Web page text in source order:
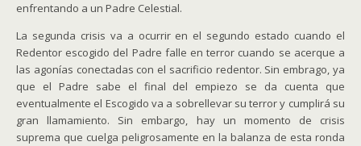
enfrentando a un Padre Celestial.
La segunda crisis va a ocurrir en el segundo estado cuando el
Redentor escogido del Padre falle en terror cuando se acerque a
las agonías conectadas con el sacrificio redentor. Sin embrago, ya
que el Padre sabe el final del empiezo se da cuenta que
eventualmente el Escogido va a sobrellevar su terror y cumplirá su
gran llamamiento. Sin embargo, hay un momento de crisis
suprema que cuelga peligrosamente en la balanza de esta ronda